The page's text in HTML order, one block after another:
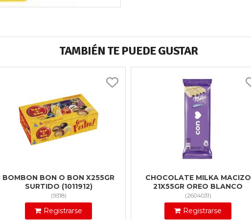
TAMBIÉN TE PUEDE GUSTAR
BOMBON BON O BON X255GR
SURTIDO (1011912)
(9318)
Registrarse
CHOCOLATE MILKA MACIZO
21X55GR OREO BLANCO
(2604031)
Registrarse